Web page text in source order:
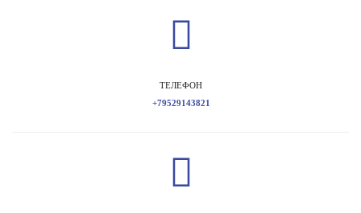
ТЕЛЕФОН
+79529143821